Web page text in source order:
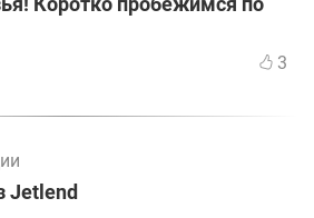
Коротко пробежимся по
3
Jetlend